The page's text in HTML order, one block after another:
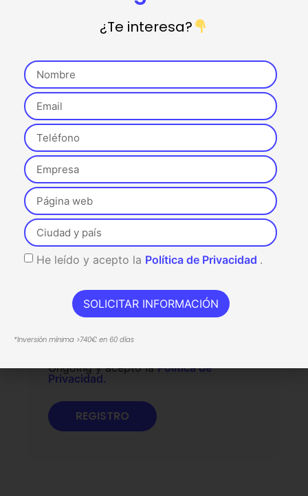
Entrada anterior Entrada siguiente
Categorías
SEO
Suscríbete a nuestra
Newsletter
Dirección de correo electrónico:
Ongoing y acepto laPolítica de
Privacidad.
¿Te interesa?
He leído y acepto la Política de Privacidad .
SOLICITAR INFORMACIÓN
*Inversión mínima >740€ en 60 días